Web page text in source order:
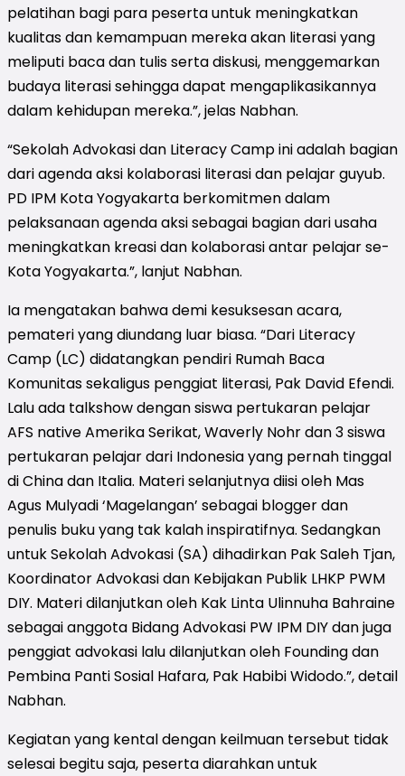
pelatihan bagi para peserta untuk meningkatkan
kualitas dan kemampuan mereka akan literasi yang
meliputi baca dan tulis serta diskusi, menggemarkan
budaya literasi sehingga dapat mengaplikasikannya
dalam kehidupan mereka.”, jelas Nabhan.
“Sekolah Advokasi dan Literacy Camp ini adalah bagian
dari agenda aksi kolaborasi literasi dan pelajar guyub.
PD IPM Kota Yogyakarta berkomitmen dalam
pelaksanaan agenda aksi sebagai bagian dari usaha
meningkatkan kreasi dan kolaborasi antar pelajar se-
Kota Yogyakarta.”, lanjut Nabhan.
Ia mengatakan bahwa demi kesuksesan acara,
pemateri yang diundang luar biasa. “Dari Literacy
Camp (LC) didatangkan pendiri Rumah Baca
Komunitas sekaligus penggiat literasi, Pak David Efendi.
Lalu ada talkshow dengan siswa pertukaran pelajar
AFS native Amerika Serikat, Waverly Nohr dan 3 siswa
pertukaran pelajar dari Indonesia yang pernah tinggal
di China dan Italia. Materi selanjutnya diisi oleh Mas
Agus Mulyadi ‘Magelangan’ sebagai blogger dan
penulis buku yang tak kalah inspiratifnya. Sedangkan
untuk Sekolah Advokasi (SA) dihadirkan Pak Saleh Tjan,
Koordinator Advokasi dan Kebijakan Publik LHKP PWM
DIY. Materi dilanjutkan oleh Kak Linta Ulinnuha Bahraine
sebagai anggota Bidang Advokasi PW IPM DIY dan juga
penggiat advokasi lalu dilanjutkan oleh Founding dan
Pembina Panti Sosial Hafara, Pak Habibi Widodo.”, detail
Nabhan.
Kegiatan yang kental dengan keilmuan tersebut tidak
selesai begitu saja, peserta diarahkan untuk